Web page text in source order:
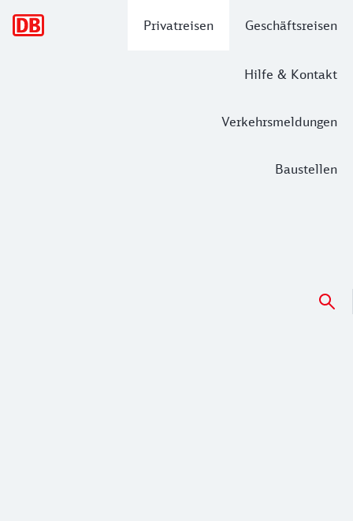
Privatreisen Geschäftsreisen
Hilfe & Kontakt
Verkehrsmeldungen
Baustellen